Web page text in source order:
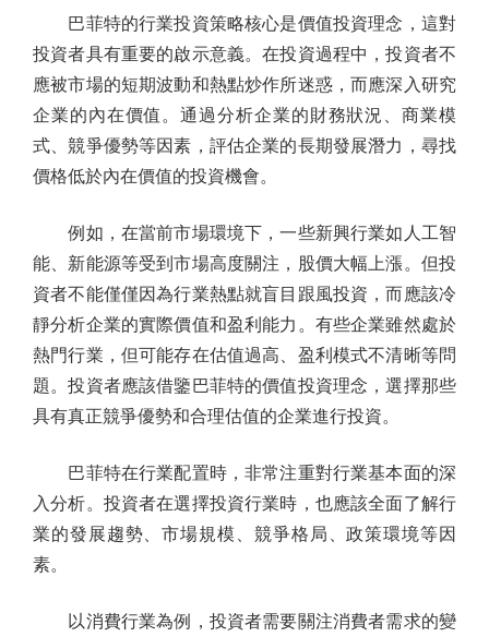
巴菲特的行業投資策略核心是價值投資理念，這對
投資者具有重要的啟示意義。在投資過程中，投資者不
應被市場的短期波動和熱點炒作所迷惑，而應深入研究
企業的內在價值。通過分析企業的財務狀況、商業模
式、競爭優勢等因素，評估企業的長期發展潛力，尋找
價格低於內在價值的投資機會。
例如，在當前市場環境下，一些新興行業如人工智
能、新能源等受到市場高度關注，股價大幅上漲。但投
資者不能僅僅因為行業熱點就盲目跟風投資，而應該冷
靜分析企業的實際價值和盈利能力。有些企業雖然處於
熱門行業，但可能存在估值過高、盈利模式不清晰等問
題。投資者應該借鑒巴菲特的價值投資理念，選擇那些
具有真正競爭優勢和合理估值的企業進行投資。
巴菲特在行業配置時，非常注重對行業基本面的深
入分析。投資者在選擇投資行業時，也應該全面了解行
業的發展趨勢、市場規模、競爭格局、政策環境等因
素。
以消費行業為例，投資者需要關注消費者需求的變